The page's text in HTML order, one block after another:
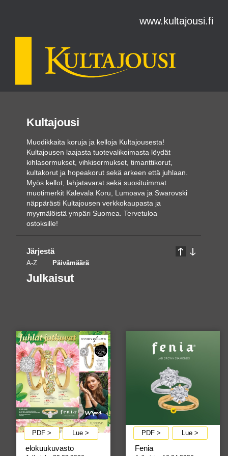
www.kultajousi.fi
Kultajousi
Muodikkaita koruja ja kelloja Kultajousesta!
Kultajousen laajasta tuotevalikoimasta löydät
kihlasormukset, vihkisormukset, timanttikorut,
kultakorut ja hopeakorut sekä arkeen että juhlaan.
Myös kellot, lahjatavarat sekä suosituimmat
muotimerkit Kalevala Koru, Lumoava ja Swarovski
näppärästi Kultajousen verkkokaupasta ja
myymälöistä ympäri Suomea. Tervetuloa
ostoksille!
Järjestä
A-Z Päivämäärä
Julkaisut
elokuukuvasto
PDF > Lue >
Fenia
PDF > Lue >